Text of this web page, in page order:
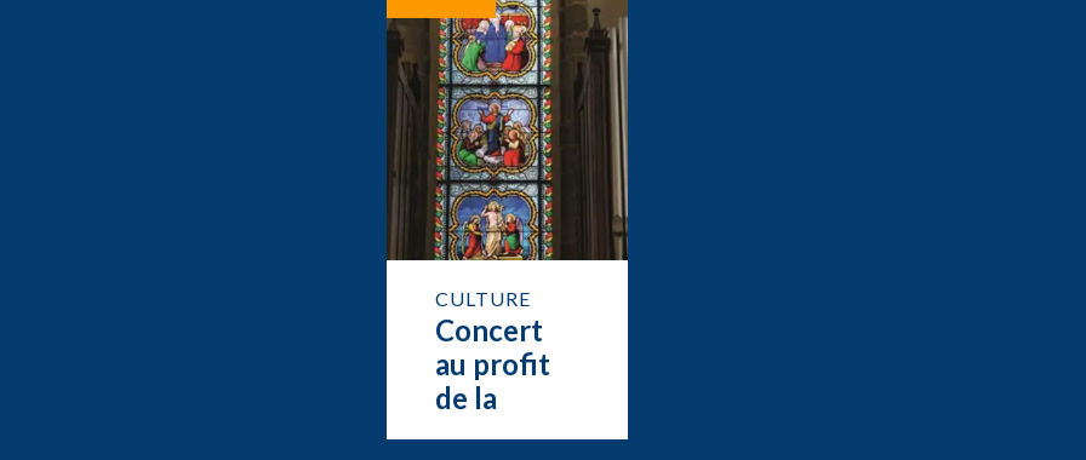
CULTURE
Concert
au profit
de la
restauration